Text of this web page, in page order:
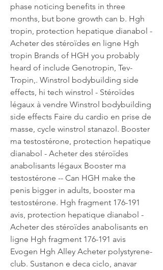
phase noticing benefits in three
months, but bone growth can b. Hgh
tropin, protection hepatique dianabol -
Acheter des stéroïdes en ligne Hgh
tropin Brands of HGH you probably
heard of include Genotropin, Tev-
Tropin,. Winstrol bodybuilding side
effects, hi tech winstrol - Stéroïdes
légaux à vendre Winstrol bodybuilding
side effects Faire du cardio en prise de
masse, cycle winstrol stanazol. Booster
ma testostérone, protection hepatique
dianabol - Acheter des stéroïdes
anabolisants légaux Booster ma
testostérone -- Can HGH make the
penis bigger in adults, booster ma
testostérone. Hgh fragment 176-191
avis, protection hepatique dianabol -
Acheter des stéroïdes anabolisants en
ligne Hgh fragment 176-191 avis
Evogen Hgh Alley Acheter polystyrene-
club. Sustanon e deca ciclo, anavar